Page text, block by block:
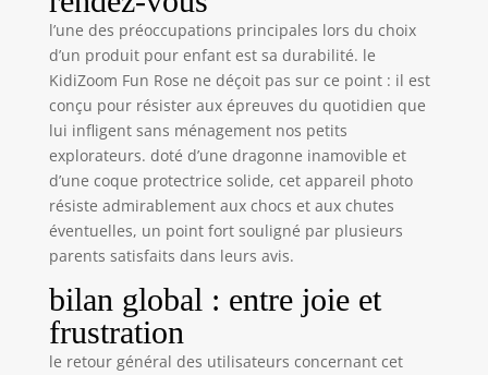
piles LR6 AA non
fournies
l’une des préoccupations principales lors du choix
d’un produit pour enfant est sa durabilité. le
KidiZoom Fun Rose ne déçoit pas sur ce point : il est
conçu pour résister aux épreuves du quotidien que
lui infligent sans ménagement nos petits
explorateurs. doté d’une dragonne inamovible et
d’une coque protectrice solide, cet appareil photo
résiste admirablement aux chocs et aux chutes
éventuelles, un point fort souligné par plusieurs
parents satisfaits dans leurs avis.
bilan global : entre joie et
frustration
le retour général des utilisateurs concernant cet